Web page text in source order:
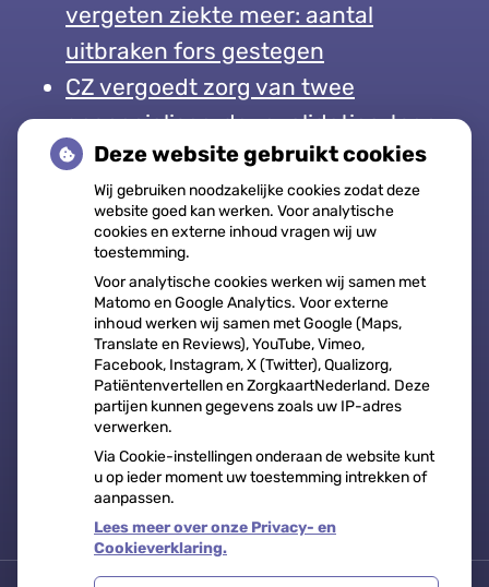
vergeten ziekte meer: aantal
uitbraken fors gestegen
CZ vergoedt zorg van twee
gespecialiseerde revalidatieartsen
niet meer
Openingstijden
Maandag:
08:00 - 17:00
Dinsdag:
08:00 - 17:00
Woensdag:
08:00 - 17:00
Donderdag:
Vrijdag:
08:00 - 17:00
Deze website gebruikt cookies
Wij gebruiken noodzakelijke cookies zodat deze
website goed kan werken. Voor analytische
cookies en externe inhoud vragen wij uw
toestemming.
Voor analytische cookies werken wij samen met
Matomo en Google Analytics. Voor externe
inhoud werken wij samen met Google (Maps,
Translate en Reviews), YouTube, Vimeo,
Facebook, Instagram, X (Twitter), Qualizorg,
Patiëntenvertellen en ZorgkaartNederland. Deze
partijen kunnen gegevens zoals uw IP-adres
verwerken.
Via Cookie-instellingen onderaan de website kunt
u op ieder moment uw toestemming intrekken of
aanpassen.
Lees meer over onze Privacy- en
Cookieverklaring.